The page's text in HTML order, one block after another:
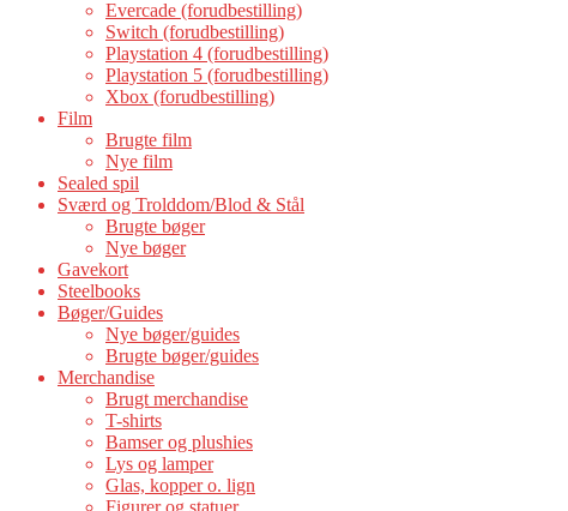
Evercade (forudbestilling)
Switch (forudbestilling)
Playstation 4 (forudbestilling)
Playstation 5 (forudbestilling)
Xbox (forudbestilling)
Film
Brugte film
Nye film
Sealed spil
Sværd og Trolddom/Blod & Stål
Brugte bøger
Nye bøger
Gavekort
Steelbooks
Bøger/Guides
Nye bøger/guides
Brugte bøger/guides
Merchandise
Brugt merchandise
T-shirts
Bamser og plushies
Lys og lamper
Glas, kopper o. lign